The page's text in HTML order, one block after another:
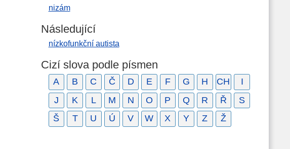
nizám
Následující
nízkofunkční autista
Cizí slova podle písmen
A B C Č D E F G H CH
I
J
K L M N O P Q R Ř
S
Š
T U Ú V W X Y Z Ž